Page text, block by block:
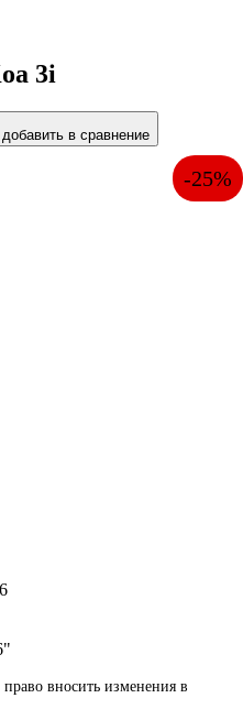
3i
добавить в сравнение
-25%
вносить изменения в